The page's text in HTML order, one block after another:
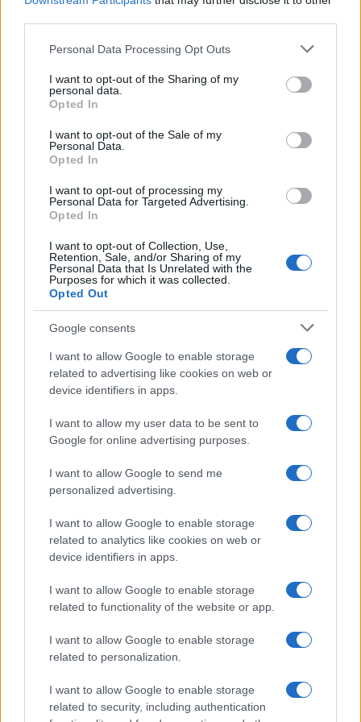
Please note that this website/app uses one or more Google
not limited to your visit or usage behaviour. You may click to
grant or deny consent to Google and its third-party tags to
use your data for below specified purposes in below Google
consent section.
Personal Data Processing Opt Outs
I want to opt-out of the Sharing of my
personal data.
Opted In
I want to opt-out of the Sale of my
Personal Data.
Opted In
I want to opt-out of processing my
Personal Data for Targeted Advertising.
Opted In
I want to opt-out of Collection, Use,
Retention, Sale, and/or Sharing of my
Personal Data that Is Unrelated with the
Purposes for which it was collected.
Opted Out
Google consents
I want to allow Google to enable storage
related to advertising like cookies on web or
device identifiers in apps.
I want to allow my user data to be sent to
Google for online advertising purposes.
I want to allow Google to send me
personalized advertising.
I want to allow Google to enable storage
related to analytics like cookies on web or
device identifiers in apps.
I want to allow Google to enable storage
related to functionality of the website or app.
I want to allow Google to enable storage
related to personalization.
I want to allow Google to enable storage
related to security, including authentication
Όσον αφορά στις συντάξεις μισθωτών, αυτές θα
καταβληθούν ως εξής:
Το ΙΚΑ – ΕΤΑΜ θα καταβάλουν τις συντάξεις την
Τετάρτη 28 Φεβρουαρίου 2024
Το Δημόσιο θα καταβάλει τις συντάξεις την Τετάρτη 28
Φεβρουαρίου 2024
Οι προσωρινές συντάξεις Ενόπλων Δυνάμεων, Σωμάτων
Ασφαλείας και Πυροσβεστικού Σώματος θα καταβληθούν